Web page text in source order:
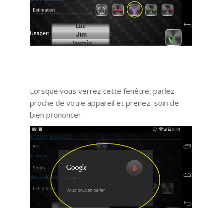
Lorsque vous verrez cette fenêtre, parlez
proche de votre appareil et prenez soin de
bien prononcer.